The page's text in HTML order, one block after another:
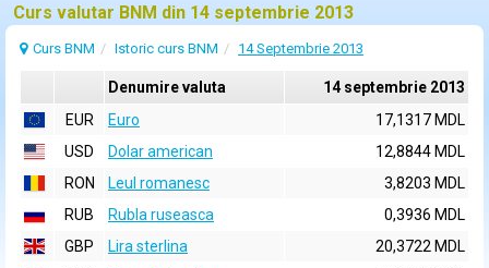
Curs valutar BNM din 14 septembrie 2013
Curs BNM Istoric curs BNM 14 Septembrie 2013
Denumire valuta
14 septembrie 2013
EUR
Euro
17,1317 MDL
USD
Dolar american
12,8844 MDL
RON
Leul romanesc
3,8203 MDL
RUB
Rubla ruseasca
0,3936 MDL
GBP
Lira sterlina
20,3722 MDL